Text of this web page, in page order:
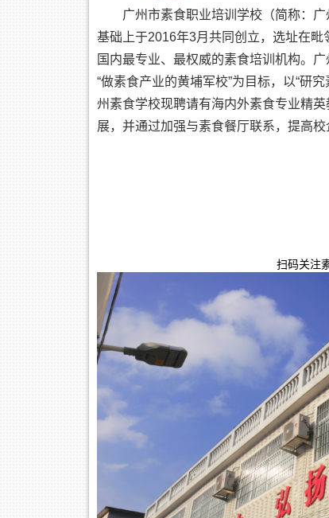
广州市素食职业培训学校（简称：
基础上于2016年3月共同创立，选址在
国内最专业、最权威的素食培训机构。
“做素食产业的黄埔军校”为目标，以“研
州素食学校现聘请有海内外素食专业精
展，并通过加强与素食餐厅联系，提高
扫码关注